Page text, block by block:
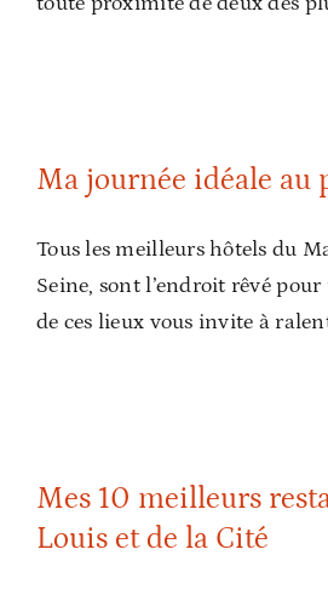
Ma journée idéale au
Tous les meilleurs hôtels du
Seine, sont l’endroit rêvé
de ces lieux vous invite à
Mes 10 meilleurs
Louis et de la Cité